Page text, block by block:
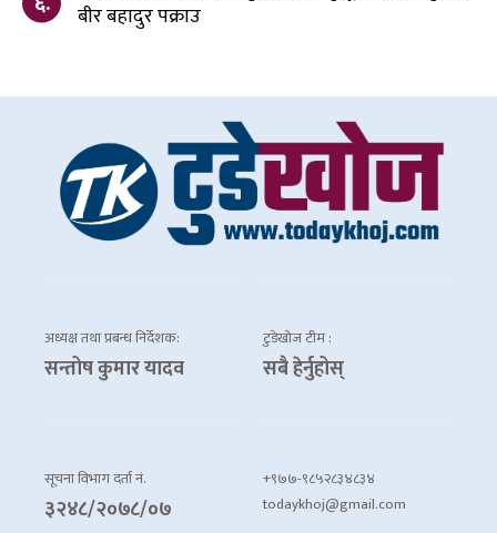
बीर बहादुर पक्राउ
अध्यक्ष तथा प्रबन्ध निर्देशक:
सन्तोष कुमार यादव
टुडेखोज टीम :
सबै हेर्नुहोस्
सूचना विभाग दर्ता नं.
३२४८/२०७८/०७
+९७७-९८५२८३४८३४
todaykhoj@gmail.com